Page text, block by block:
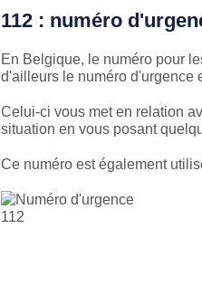
112 : numéro
En Belgique, le numéro pour
d'ailleurs le numéro d'urgence
Celui-ci vous met en relation
situation en vous posant
Ce numéro est également